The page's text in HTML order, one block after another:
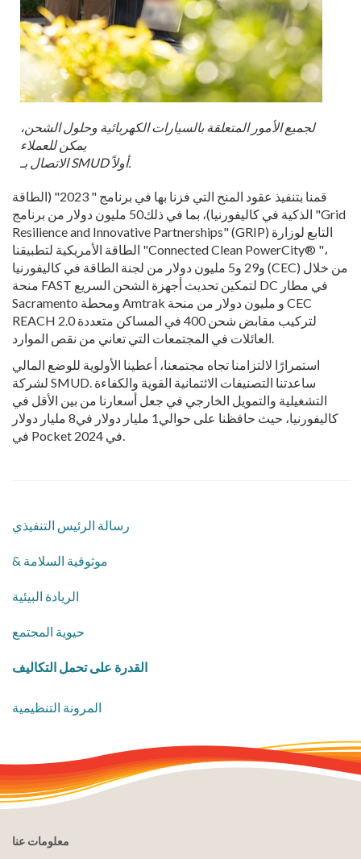
لجميع الأمور المتعلقة بالسيارات الكهربائية وحلول الشحن،
يمكن للعملاء
الاتصال بـ SMUD أولاً.
قمنا بتنفيذ عقود المنح التي فزنا بها في برنامج " 2023" (الطاقة
الذكية في كاليفورنيا)، بما في ذلك50 مليون دولار من برنامج "Grid
Resilience and Innovative Partnerships" (GRIP) التابع لوزارة
الطاقة الأمريكية لتطبيقنا "Connected Clean PowerCity® "،
و29 و5 مليون دولار من لجنة الطاقة في كاليفورنيا (CEC) من خلال
منحة FAST لتمكين تحديث أجهزة الشحن السريع DC في مطار
Sacramento ومحطة Amtrak و مليون دولار من منحة CEC
REACH 2.0 لتركيب مقابض شحن 400 في المساكن متعددة
العائلات في المجتمعات التي تعاني من نقص الموارد.
استمرارًا لالتزامنا تجاه مجتمعنا، أعطينا الأولوية للوضع المالي
لشركة SMUD. ساعدتنا التصنيفات الائتمانية القوية والكفاءة
التشغيلية والتمويل الخارجي في جعل أسعارنا من بين الأقل في
كاليفورنيا، حيث حافظنا على حوالي1 مليار دولار في8 مليار دولار
في Pocket في 2024.
رسالة الرئيس التنفيذي
& موثوقية السلامة
الريادة البيئية
حيوية المجتمع
القدرة على تحمل التكاليف
المرونة التنظيمية
معلومات عنا